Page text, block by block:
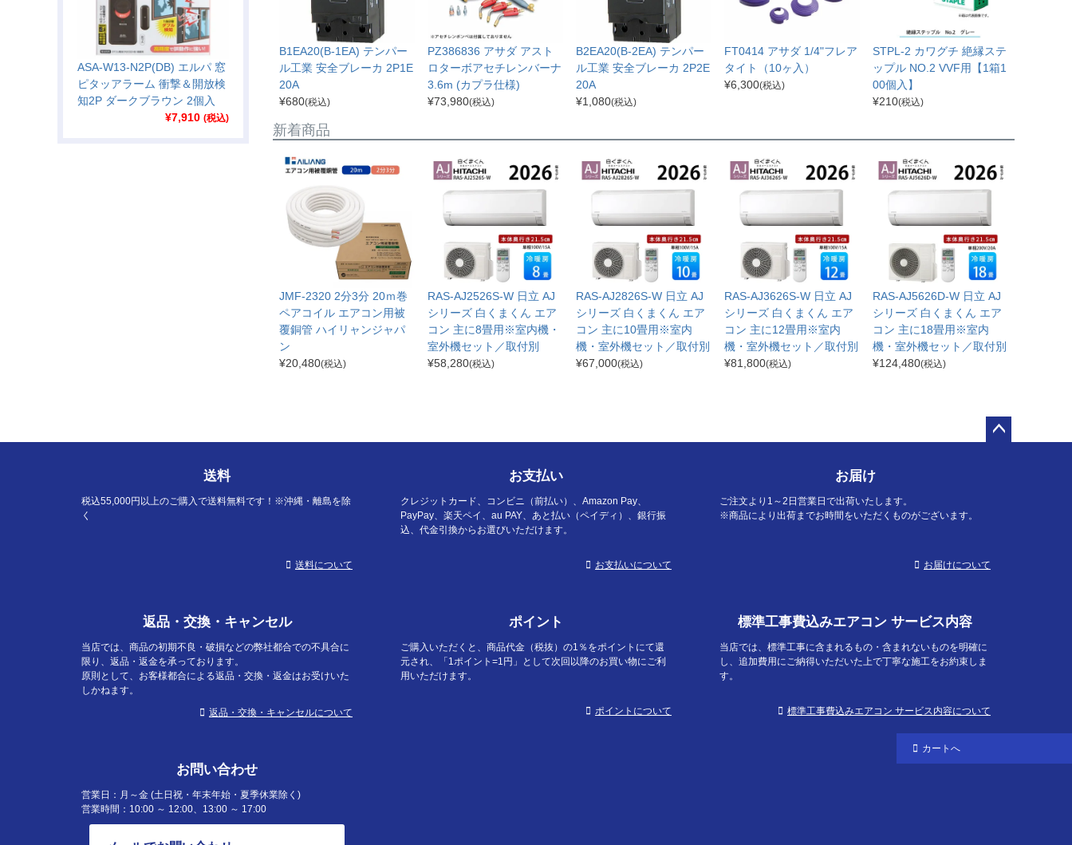
ASA-W13-N2P(DB) エルパ 窓
ピタッアラーム 衝撃＆開放検
知2P ダークブラウン 2個入
¥7,910 (税込)
カートへ
B1EA20(B-1EA) テンパー
ル工業 安全ブレーカ 2P1E
20A
¥680(税込)
PZ386836 アサダ アスト
ロターボアセチレンバーナ
3.6m (カプラ仕様)
¥73,980(税込)
B2EA20(B-2EA) テンパー
ル工業 安全ブレーカ 2P2E
20A
¥1,080(税込)
FT0414 アサダ 1/4"フレア
タイト（10ヶ入）
¥6,300(税込)
STPL-2 カワグチ 絶縁ステ
ップル NO.2 VVF用【1箱1
00個入】
¥210(税込)
新着商品
JMF-2320 2分3分 20ｍ巻
ペアコイル エアコン用被
覆銅管 ハイリャンジャパ
ン
¥20,480(税込)
RAS-AJ2526S-W 日立 AJ
シリーズ 白くまくん エア
コン 主に8畳用※室内機・
室外機セット／取付別
¥58,280(税込)
RAS-AJ2826S-W 日立 AJ
シリーズ 白くまくん エア
コン 主に10畳用※室内
機・室外機セット／取付別
¥67,000(税込)
RAS-AJ3626S-W 日立 AJ
シリーズ 白くまくん エア
コン 主に12畳用※室内
機・室外機セット／取付別
¥81,800(税込)
RAS-AJ5626D-W 日立 AJ
シリーズ 白くまくん エア
コン 主に18畳用※室内
機・室外機セット／取付別
¥124,480(税込)
送料
税込55,000円以上のご購入で送料無料です！※沖縄・離島を除
く
送料について
お支払い
クレジットカード、コンビニ（前払い）、Amazon Pay、
PayPay、楽天ペイ、au PAY、あと払い（ペイディ）、銀行振
込、代金引換からお選びいただけます。
お支払いについて
お届け
ご注文より1～2日営業日で出荷いたします。
※商品により出荷までお時間をいただくものがございます。
お届けについて
返品・交換・キャンセル
当店では、商品の初期不良・破損などの弊社都合での不具合に
限り、返品・返金を承っております。
原則として、お客様都合による返品・交換・返金はお受けいた
しかねます。
返品・交換・キャンセルについて
ポイント
ご購入いただくと、商品代金（税抜）の1％をポイントにて還
元され、「1ポイント=1円」として次回以降のお買い物にご利
用いただけます。
ポイントについて
標準工事費込みエアコン サービス内容
当店では、標準工事に含まれるもの・含まれないものを明確に
し、追加費用にご納得いただいた上で丁寧な施工をお約束しま
す。
標準工事費込みエアコン サービス内容について
お問い合わせ
営業日：月～金 (土日祝・年末年始・夏季休業除く)
営業時間：10:00 ～ 12:00、13:00 ～ 17:00